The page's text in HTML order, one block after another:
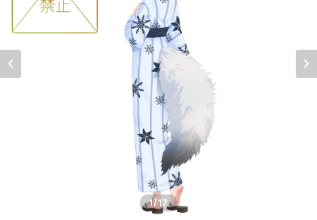
1/17